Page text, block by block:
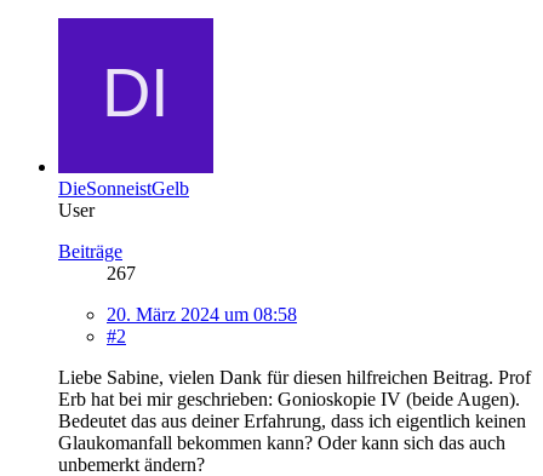
DieSonneistGelb
User
Beiträge
267
20. März 2024 um 08:58
#2
Liebe Sabine, vielen Dank für diesen hilfreichen Beitrag. Prof
Erb hat bei mir geschrieben: Gonioskopie IV (beide Augen).
Bedeutet das aus deiner Erfahrung, dass ich eigentlich keinen
Glaukomanfall bekommen kann? Oder kann sich das auch
unbemerkt ändern?